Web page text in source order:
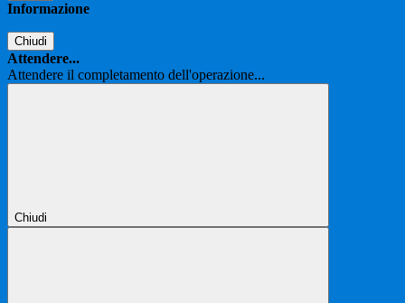
Informazione
Chiudi
Attendere...
Attendere il completamento dell'operazione...
Chiudi